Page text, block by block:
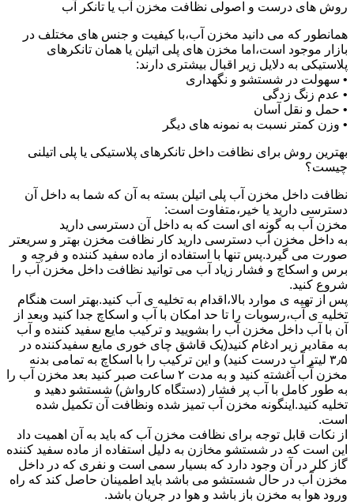
روش های درست و اصولی نظافت مخزن آب یا تانکر آب
همانطور که می دانید مخزن آب،با کیفیت و جنس های مختلف در
بازار موجود است،اما مخزن های پلی اتیلن یا همان تانکرهای
پلاستیکی به دلایل زیر اقبال بیشتری دارند:
• سهولت در شستشو و نگهداری
• عدم زنگ زدگی
• حمل و نقل آسان
• وزن کمتر نسبت به نمونه های دیگر
بهترین روش برای نظافت داخل تانکرهای پلاستیکی یا پلی اتیلنی
چیست؟
نظافت داخل مخزن آب پلی اتیلن بسته به آن که شما به داخل آن
دسترسی دارید یا خیر،متفاوت است:
مخزن آب به گونه ای است که به داخل آن دسترسی دارید
به داخل مخزن آب دسترسی دارید کار نظافت مخزن بهتر و سریعتر
صورت می گیرد.پس تنها با استفاده از ماده سفید کننده و فرچه و
برس و اسکاچ و فشار زیاد آب می توانید نظافت داخل مخزن آب را
شروع کنید.
پس از تهیه ی موارد بالا،اقدام به تخلیه ی آب کنید.بهتر است هنگام
تخلیه ی آب،رسوبات را تا حد امکان با آب و اسکاچ جدا کنید وبعد از
آن با آب داخل مخزن آب را بشویید و ترکیب مایع سفید کننده و آب
به مقادیر زیر ادغام کنید(یک قاشق چای خوری مایع سفیدکننده در
۳٫۵ لیتر آب درست کنید) و این ترکیب را با اسکاچ به تمامی بدنه
مخزن آّب آغشته کنید و به مدت ۲ ساعت صبر کنید بعد مخزن آب را
به طور کامل با آب پر فشار (دستگاه کارواش) شستشو دهید و
تخلیه کنید.اینگونه مخزن آب تمیز شده ونظافت آن تکمیل شده
است.
از نکات قابل توجه برای نظافت مخزن آب که باید به آن اهمیت داد
این است که در شستشو مخازن به دلیل استفاده از ماده سفید کننده
گاز کلر در آن وجود دارد که بسیار سمی است و نفری که در داخل
مخزن آب در حال شستشو می باشد باید اطمینان حاصل کند که راه
ورود هوا به مخزن باز باشد و هوا در جریان باشد.